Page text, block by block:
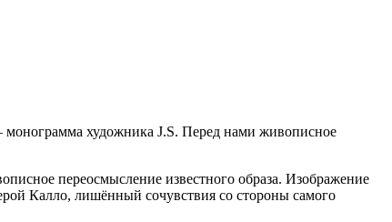
художника J.S. Перед нами живописное
переосмысление известного образа. Изображение
Калло, лишённый сочувствия со стороны самого